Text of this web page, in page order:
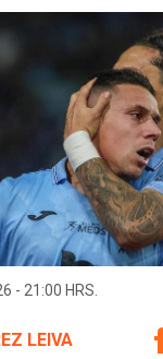
- 21:00 HRS.
LEIVA